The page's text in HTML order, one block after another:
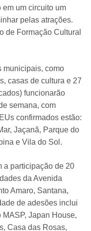
um circuito um
pelas atrações.
de Formação Cultural
municipais, como
casas de cultura e 27
funcionarão
semana, com
confirmados estão:
Jaçanã, Parque do
e Vila do Sol.
a participação de 20
da Avenida
Amaro, Santana,
de adesões inclui
Japan House,
Casa das Rosas,